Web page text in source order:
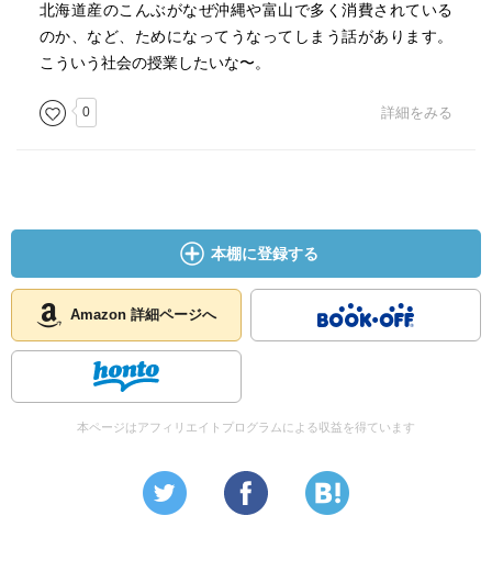
北海道産のこんぶがなぜ沖縄や富山で多く消費されている
のか、など、ためになってうなってしまう話があります。
こういう社会の授業したいな〜。
0 詳細をみる
本棚に登録する
Amazon 詳細ページへ
本ページはアフィリエイトプログラムによる収益を得ています